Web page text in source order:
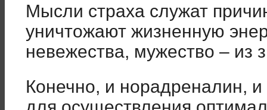
Мысли страха служат
уничтожают жизненную
невежества, мужество – из
Конечно, и норадреналин,